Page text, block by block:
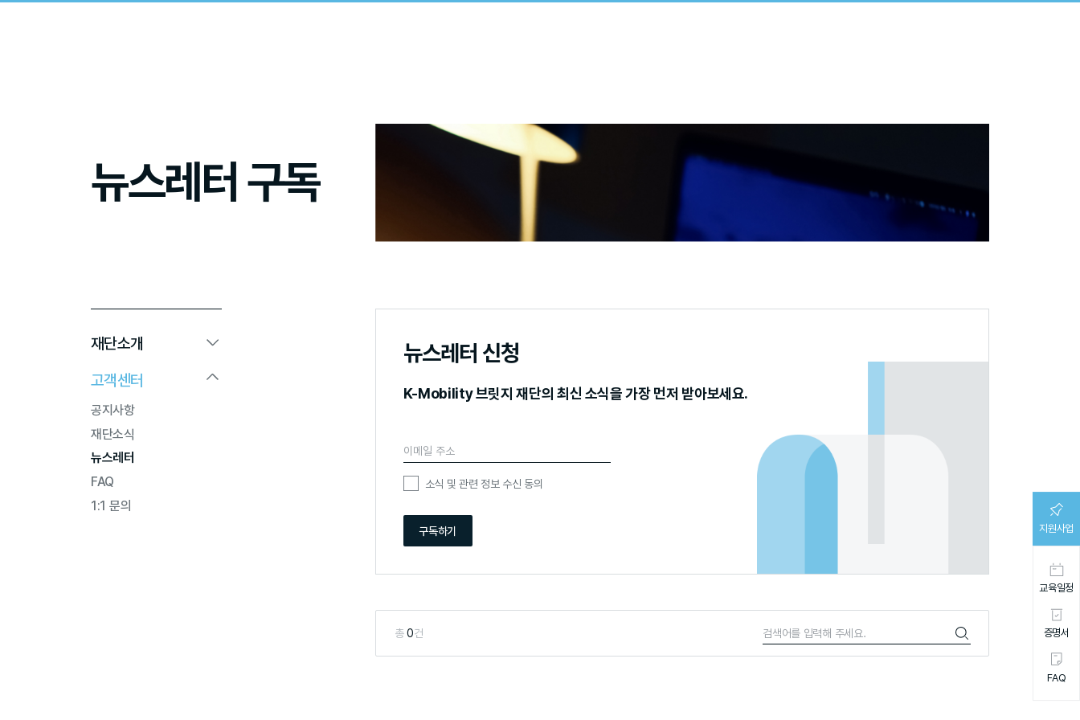
뉴스레터 구독
재단소개
고객센터
공지사항
재단소식
뉴스레터
FAQ
1:1 문의
뉴스레터 신청
K-Mobility 브릿지 재단의 최신 소식을 가장 먼저 받아보세요.
소식 및 관련 정보 수신 동의
구독하기
총0건
지원사업
교육일정
증명서
FAQ